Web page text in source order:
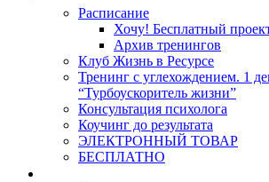
Расписание
Хочу! Бесплатный
Архив тренингов
Клуб Жизнь в Ресурсе
Тренинг с углехождением. 1
“Турбоускоритель жизни”
Консультация психолога
Коучинг до результата
ЭЛЕКТРОННЫЙ ТОВАР
БЕСПЛАТНО